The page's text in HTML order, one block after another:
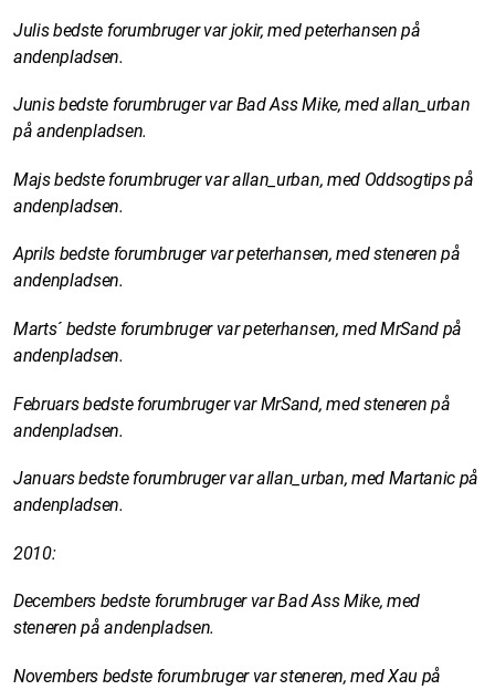
Julis bedste forumbruger var jokir, med peterhansen på
andenpladsen.
Junis bedste forumbruger var Bad Ass Mike, med allan_urban
på andenpladsen.
Majs bedste forumbruger var allan_urban, med Oddsogtips på
andenpladsen.
Aprils bedste forumbruger var peterhansen, med steneren på
andenpladsen.
Marts´ bedste forumbruger var peterhansen, med MrSand på
andenpladsen.
Februars bedste forumbruger var MrSand, med steneren på
andenpladsen.
Januars bedste forumbruger var allan_urban, med Martanic på
andenpladsen.
2010:
Decembers bedste forumbruger var Bad Ass Mike, med
steneren på andenpladsen.
Novembers bedste forumbruger var steneren, med Xau på